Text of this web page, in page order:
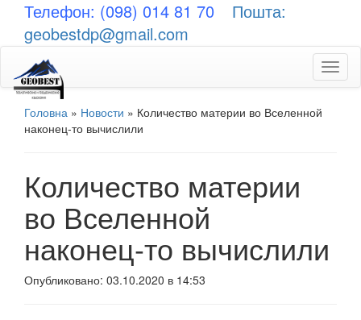
Телефон: (098) 014 81 70
Пошта:
geobestdp@gmail.com
Головна » Новости » Количество материи во Вселенной
наконец-то вычислили
Количество материи
во Вселенной
наконец-то вычислили
Опубликовано: 03.10.2020 в 14:53